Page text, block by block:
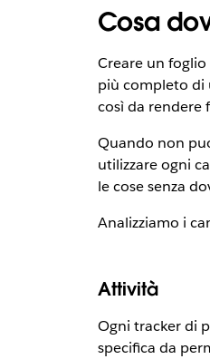
Cosa
Creare un
più completo di
così da rendere
Quando non
utilizzare ogni
le cose senza
Analizziamo i
Attività
Ogni tracker di
specifica da